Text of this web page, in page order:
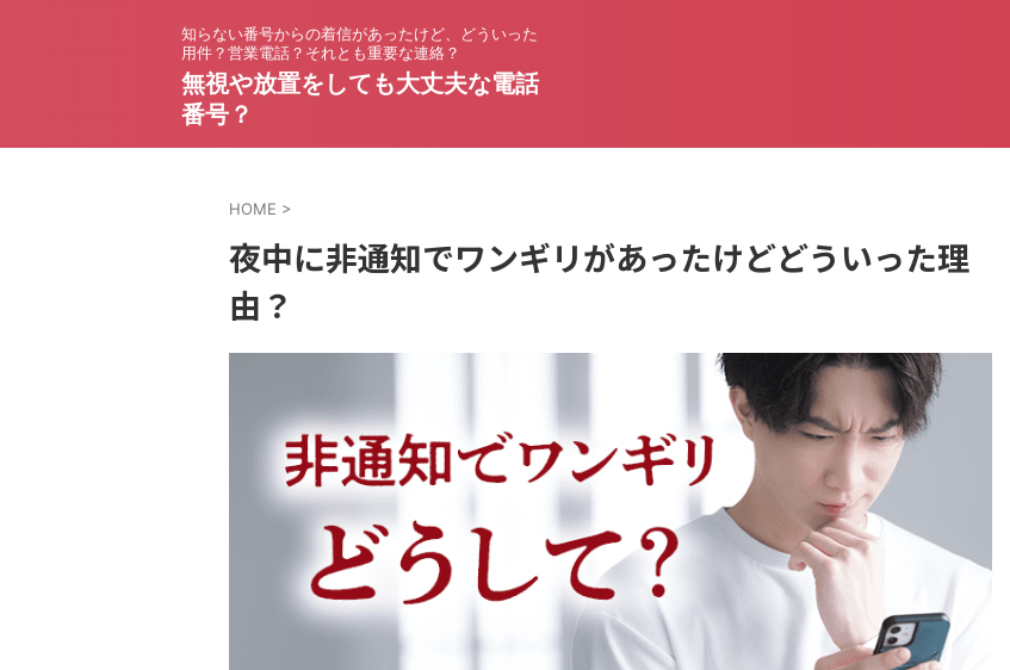
知らない番号からの着信があったけど、どういった
用件？営業電話？それとも重要な連絡？
無視や放置をしても大丈夫な電話
番号？
HOME >
夜中に非通知でワンギリがあったけどどういった理
由？